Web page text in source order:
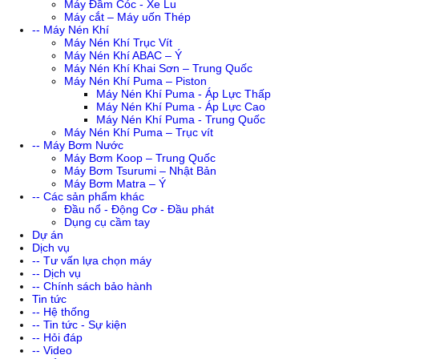
Máy Đầm Cóc - Xe Lu
Máy cắt – Máy uốn Thép
-- Máy Nén Khí
Máy Nén Khí Trục Vít
Máy Nén Khí ABAC – Ý
Máy Nén Khí Khai Sơn – Trung Quốc
Máy Nén Khí Puma – Piston
Máy Nén Khí Puma - Áp Lực Thấp
Máy Nén Khí Puma - Áp Lực Cao
Máy Nén Khí Puma - Trung Quốc
Máy Nén Khí Puma – Trục vít
-- Máy Bơm Nước
Máy Bơm Koop – Trung Quốc
Máy Bơm Tsurumi – Nhật Bản
Máy Bơm Matra – Ý
-- Các sản phẩm khác
Đầu nổ - Động Cơ - Đầu phát
Dụng cụ cầm tay
Dự án
Dịch vụ
-- Tư vấn lựa chọn máy
-- Dịch vụ
-- Chính sách bảo hành
Tin tức
-- Hệ thống
-- Tin tức - Sự kiện
-- Hỏi đáp
-- Video